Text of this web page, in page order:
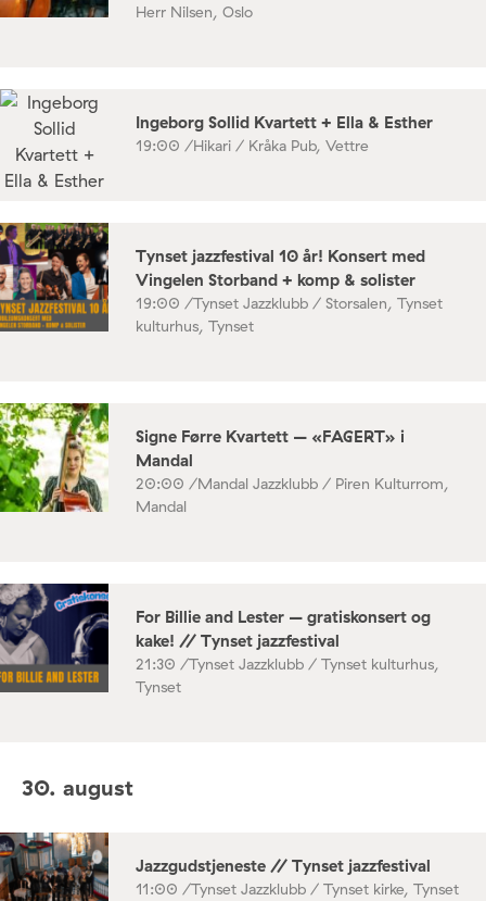
Herr Nilsen, Oslo
Ingeborg Sollid Kvartett + Ella & Esther
19:00 /Hikari / Kråka Pub, Vettre
Tynset jazzfestival 10 år! Konsert med
Vingelen Storband + komp & solister
19:00 /Tynset Jazzklubb / Storsalen, Tynset
kulturhus, Tynset
Signe Førre Kvartett – «FAGERT» i
Mandal
20:00 /Mandal Jazzklubb / Piren Kulturrom,
Mandal
For Billie and Lester – gratiskonsert og
kake! // Tynset jazzfestival
21:30 /Tynset Jazzklubb / Tynset kulturhus,
Tynset
30. august
Jazzgudstjeneste // Tynset jazzfestival
11:00 /Tynset Jazzklubb / Tynset kirke, Tynset